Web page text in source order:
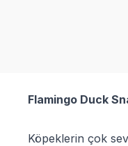
Flamingo Duck
Köpeklerin çok